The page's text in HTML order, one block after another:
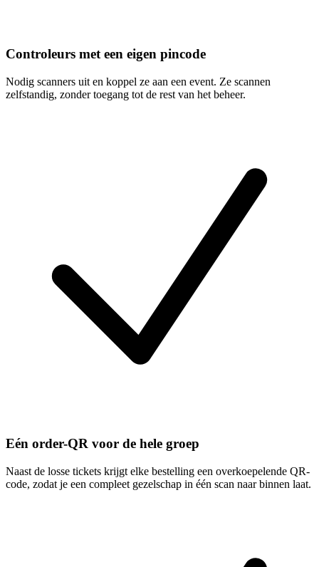
Controleurs met een eigen pincode
Nodig scanners uit en koppel ze aan een event. Ze scannen
zelfstandig, zonder toegang tot de rest van het beheer.
Eén order-QR voor de hele groep
Naast de losse tickets krijgt elke bestelling een overkoepelende QR-
code, zodat je een compleet gezelschap in één scan naar binnen laat.